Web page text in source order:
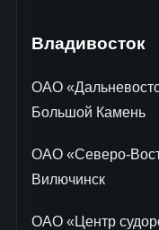
Владивосток
ОАО
Большой Камень
ОАО «Северо-
Вилючинск
ОАО «Центр